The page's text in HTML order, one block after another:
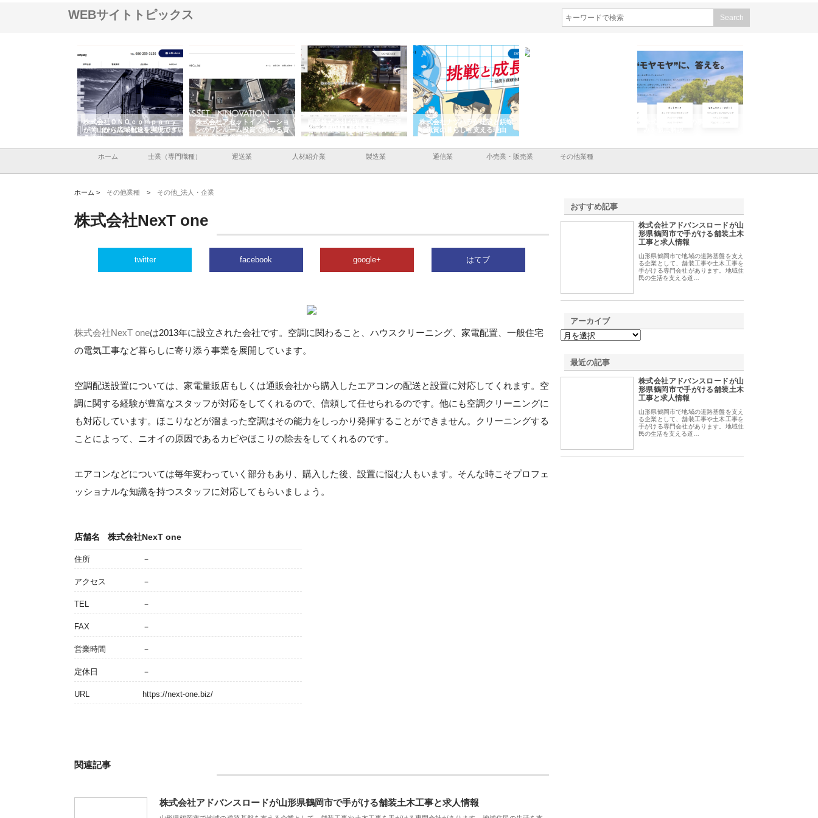
WEBサイトトピックス
株式会社ＯＮＯｃｏｍｐａｎｙ
が岡山から広域配送を実現でき
る理由
株式会社アセットイノベーショ
ンのワンルーム投資で始める資
産形成と老後準備
と名古屋で叶える理想の外構空
間
株式会社ナツハラが建設と鋲螺
で滋賀の暮らしを支える理由
株式会社ＣＳＡの事業内容と強
ホーム 士業（専門職種） 運送業 人材紹介業 製造業 通信業 小売業・販売業 その他業種
ホーム > その他業種 > その他_法人・企業
株式会社NexT one
twitter facebook google+ はてブ
株式会社NexT oneは2013年に設立された会社です。空調に関わること、ハウスクリーニング、家電配置、一般住宅
の電気工事など暮らしに寄り添う事業を展開しています。
空調配送設置については、家電量販店もしくは通販会社から購入したエアコンの配送と設置に対応してくれます。空
調に関する経験が豊富なスタッフが対応をしてくれるので、信頼して任せられるのです。他にも空調クリーニングに
も対応しています。ほこりなどが溜まった空調はその能力をしっかり発揮することができません。クリーニングする
ことによって、ニオイの原因であるカビやほこりの除去をしてくれるのです。
エアコンなどについては毎年変わっていく部分もあり、購入した後、設置に悩む人もいます。そんな時こそプロフェ
ッショナルな知識を持つスタッフに対応してもらいましょう。
店舗名 株式会社NexT one
住所 －
アクセス －
TEL －
FAX －
営業時間 －
定休日 －
URL https://next-one.biz/
関連記事
株式会社アドバンスロードが山形県鶴岡市で手がける舗装土木工事と求人情報
おすすめ記事
株式会社アドバンスロードが山
形県鶴岡市で手がける舗装土木
工事と求人情報
山形県鶴岡市で地域の道路基盤を支え
る企業として、舗装工事や土木工事を
手がける専門会社があります。地域住
民の生活を支える道…
アーカイブ
最近の記事
株式会社アドバンスロードが山
形県鶴岡市で手がける舗装土木
工事と求人情報
山形県鶴岡市で地域の道路基盤を支え
る企業として、舗装工事や土木工事を
手がける専門会社があります。地域住
民の生活を支える道…